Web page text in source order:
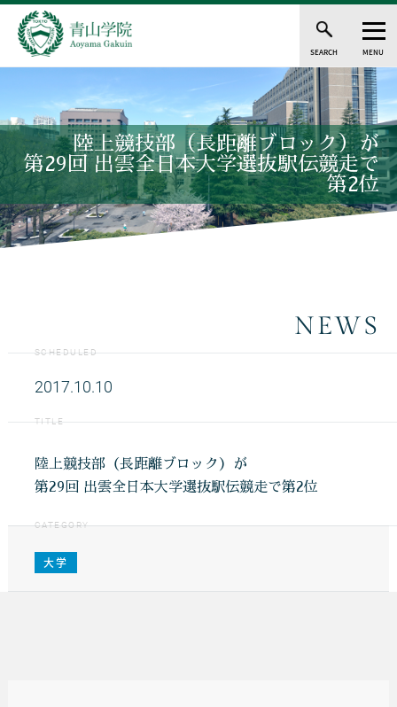
SEARCH MENU
陸上競技部（長距離ブロック）が
第29回 出雲全日本大学選抜駅伝競走で
第2位
NEWS
SCHEDULED
2017.10.10
TITLE
陸上競技部（長距離ブロック）が
第29回 出雲全日本大学選抜駅伝競走で第2位
CATEGORY
大学